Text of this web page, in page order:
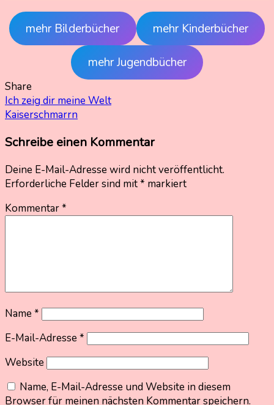
mehr Bilderbücher mehr Kinderbücher
mehr Jugendbücher
Share
Beitragsnavigation
Ich zeig dir meine Welt
Kaiserschmarrn
Schreibe einen Kommentar
Deine E-Mail-Adresse wird nicht veröffentlicht.
Erforderliche Felder sind mit* markiert
Kommentar*
Name*
E-Mail-Adresse*
Website
Name, E-Mail-Adresse und Website in diesem
Browser für meinen nächsten Kommentar speichern.